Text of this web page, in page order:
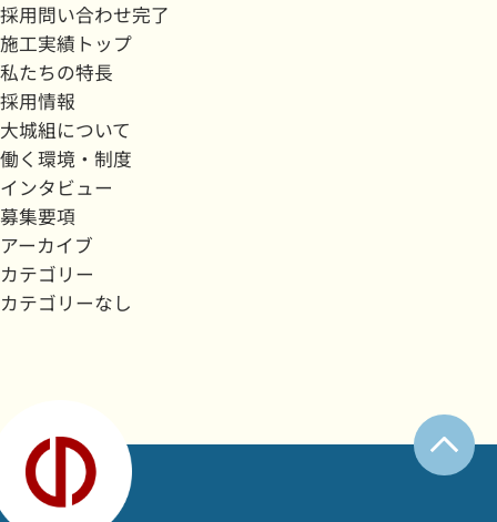
採用問い合わせ完了
施工実績トップ
私たちの特長
採用情報
大城組について
働く環境・制度
インタビュー
募集要項
アーカイブ
カテゴリー
カテゴリーなし